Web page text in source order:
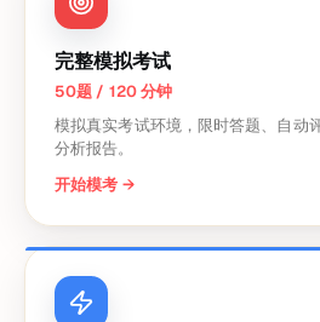
完整模拟考试
50题 / 120 分钟
模拟真实考试环境，限时答题、自动
分析报告。
开始模考 →